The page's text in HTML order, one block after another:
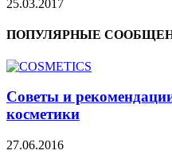
25.03.2017
ПОПУЛЯРНЫЕ
Советы и
косметики
27.06.2016